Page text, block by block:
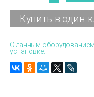
Купить в один
С данным
установке.